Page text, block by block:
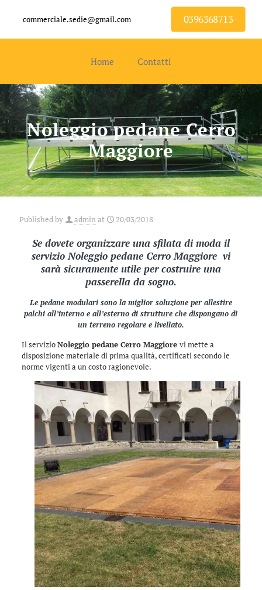
commerciale.sedie@gmail.com 0396368713
Home Contatti
Noleggio pedane Cerro
Maggiore
Published by admin at 20/03/2018
Se dovete organizzare una sfilata di moda il
servizio Noleggio pedane Cerro Maggiore vi
sarà sicuramente utile per costruire una
passerella da sogno.
Le pedane modulari sono la miglior soluzione per allestire
palchi all’interno e all’esterno di strutture che dispongano di
un terreno regolare e livellato.
Il servizioNoleggio pedane Cerro Maggiore vi mette a
disposizione materiale di prima qualità, certificati secondo le
norme vigenti a un costo ragionevole.